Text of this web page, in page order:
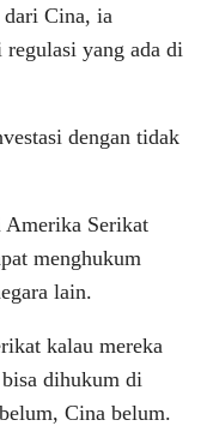
Cina, ia
regulasi yang ada di
dengan tidak
Serikat
menghukum
lain.
kalau mereka
dihukum di
Cina belum.